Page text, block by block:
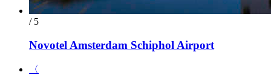
/ 5
Novotel Amsterdam Schiphol Airport
〈